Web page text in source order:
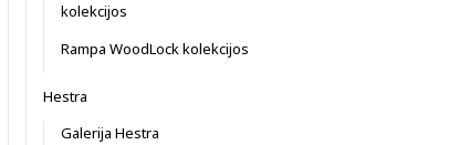
kolekcijos
Rampa WoodLock kolekcijos
Hestra
Galerija Hestra